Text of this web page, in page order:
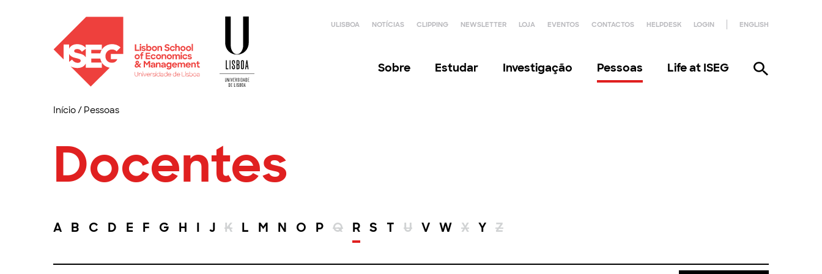
ULISBOA NOTÍCIAS CLIPPING NEWSLETTER LOJA EVENTOS CONTACTOS HELPDESK LOGIN ENGLISH
Sobre Estudar Investigação Pessoas Life at ISEG
Início/ Pessoas
Docentes
A B C D E F G H I J K L M N O P Q R S T U V W X Y Z